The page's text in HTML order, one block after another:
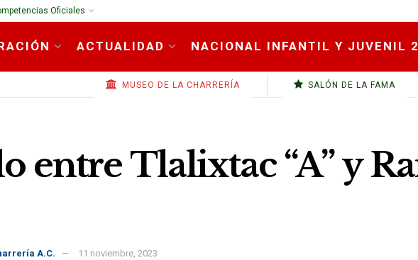
Oficiales
ACTUALIDAD NACIONAL INFANTIL Y JUVENIL
MUSEO DE LA CHARRERÍA SALÓN DE LA FAMA
entre Tlalixtac “A” y
A.C. 11 noviembre, 2023